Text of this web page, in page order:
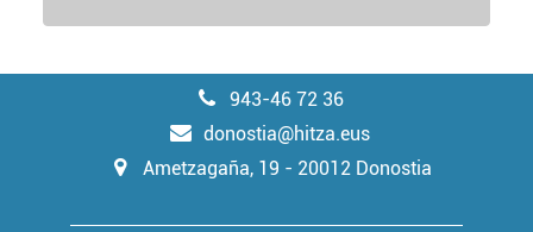
943-46 72 36
donostia@hitza.eus
Ametzagaña, 19 - 20012 Donostia